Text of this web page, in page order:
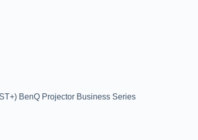
BenQ Projector Business Series